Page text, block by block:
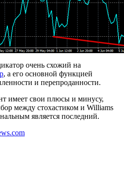
очень схожий на
, а его основной функцией
и перепроданности.
имеет свои плюсы и минусу,
между стохастиком и Williams
является последний.